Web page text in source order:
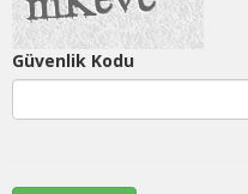
Güvenlik Kodu